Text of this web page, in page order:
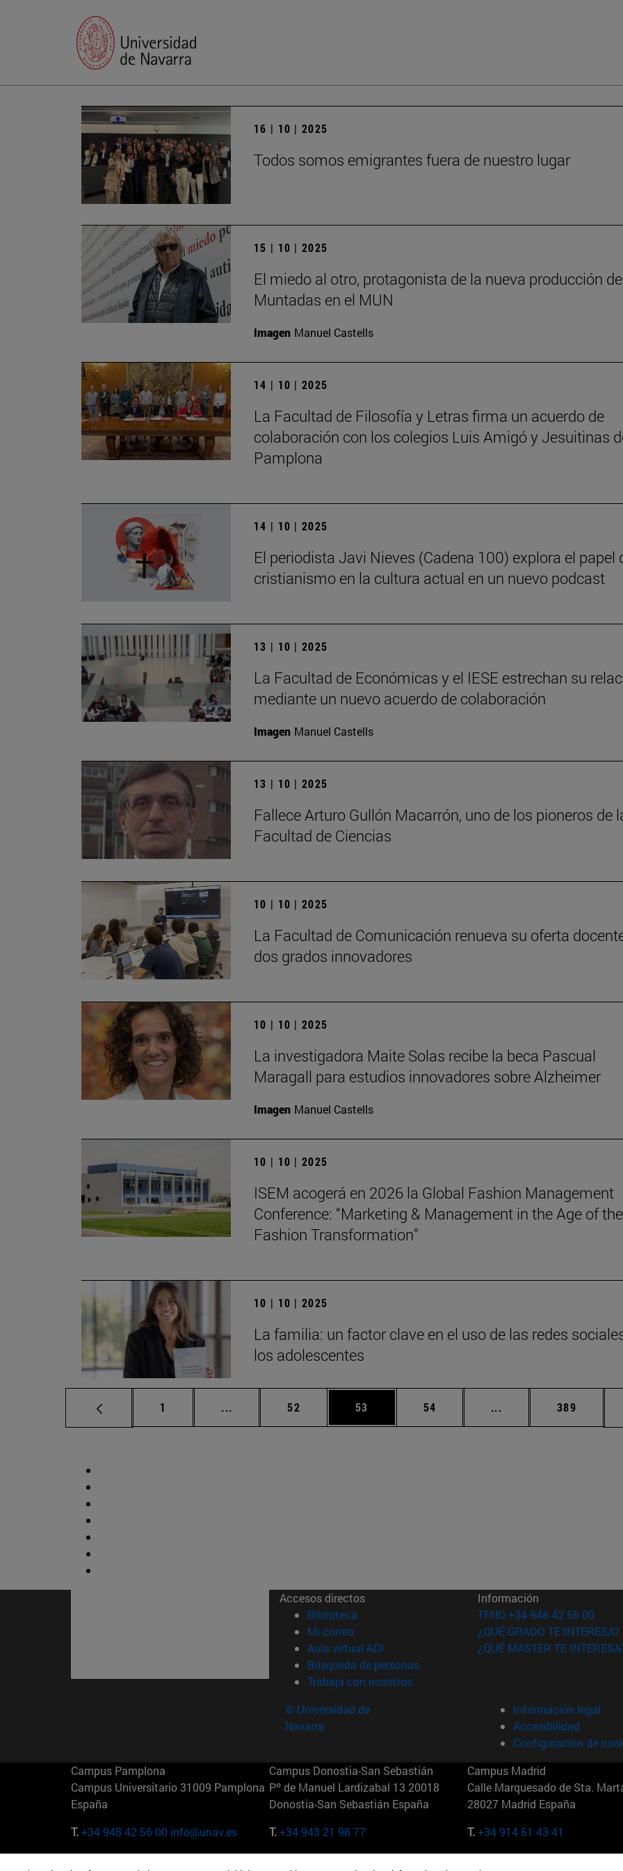
16 | 10 | 2025
Todos somos emigrantes fuera de nuestro lugar
15 | 10 | 2025
El miedo al otro, protagonista de la nueva producción de
Muntadas en el MUN
Imagen Manuel Castells
14 | 10 | 2025
La Facultad de Filosofía y Letras firma un acuerdo de
colaboración con los colegios Luis Amigó y Jesuitinas
Pamplona
14 | 10 | 2025
El periodista Javi Nieves (Cadena 100) explora el papel
cristianismo en la cultura actual en un nuevo podcast
13 | 10 | 2025
La Facultad de Económicas y el IESE estrechan su
mediante un nuevo acuerdo de colaboración
Imagen Manuel Castells
13 | 10 | 2025
Fallece Arturo Gullón Macarrón, uno de los pioneros de
Facultad de Ciencias
10 | 10 | 2025
La Facultad de Comunicación renueva su oferta
dos grados innovadores
10 | 10 | 2025
La investigadora Maite Solas recibe la beca Pascual
Maragall para estudios innovadores sobre Alzheimer
Imagen Manuel Castells
10 | 10 | 2025
ISEM acogerá en 2026 la Global Fashion Management
Conference: “Marketing & Management in the Age of
Fashion Transformation”
10 | 10 | 2025
La familia: un factor clave en el uso de las redes
los adolescentes
Página
1 ... Páginas intermedias Use TAB para desplazarse.
Página
52 Página
53 Página
54 ... Páginas intermedias
Página
389
Accesos directos
Biblioteca (abre en nueva ventana)
Mi correo(abre en nueva ventana)
Aula virtual ADI (abre en nueva ventana)
Búsqueda de personas(abre en nueva ventana)
Trabaja con nosotros(abre en nueva ventana)
Información
TFNO +34 948 42 56 00
¿QUÉ GRADO TE INTERESA?
¿QUÉ MÁSTER TE
© Universidad de
Navarra
Información legal
Accesibilidad
Configuración de
Campus Pamplona
Campus Universitario 31009 Pamplona
España
T.+34 948 42 56 00 info@unav.es
Campus Donostia-San Sebastián
Pº de Manuel Lardizabal 13 20018
Donostia-San Sebastián España
T.+34 943 21 98 77
Campus Madrid
Calle Marquesado de Sta.
28027 Madrid España
T.+34 914 51 43 41